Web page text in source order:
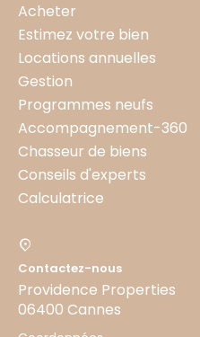
Acheter
Estimez votre bien
Locations annuelles
Gestion
Programmes neufs
Accompagnement-360
Chasseur de biens
Conseils d'experts
Calculatrice
Contactez-nous
Providence Properties
06400 Cannes